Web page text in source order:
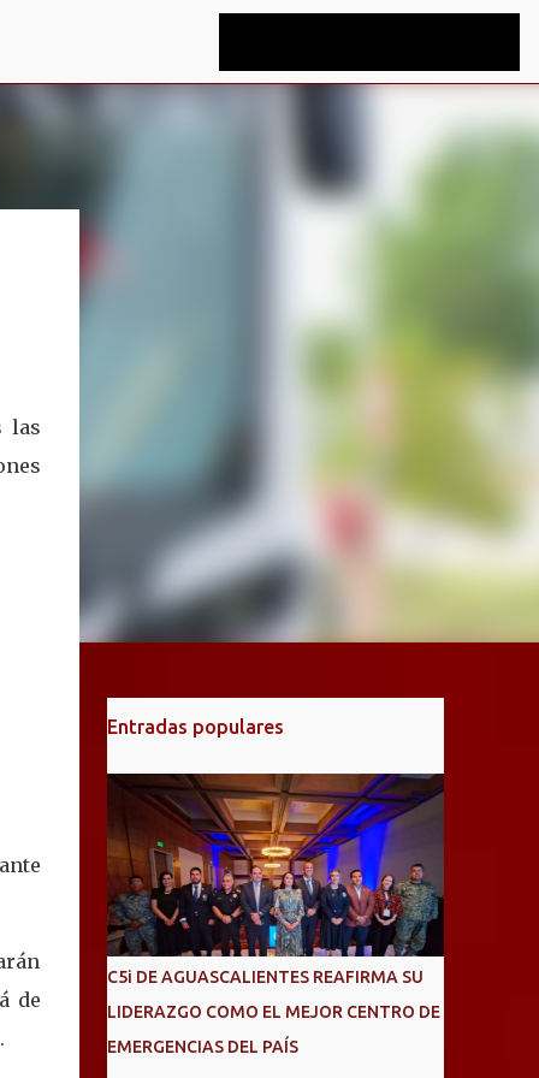
las
de
Entradas populares
C5i DE AGUASCALIENTES REAFIRMA SU
LIDERAZGO COMO EL MEJOR CENTRO DE
EMERGENCIAS DEL PAÍS